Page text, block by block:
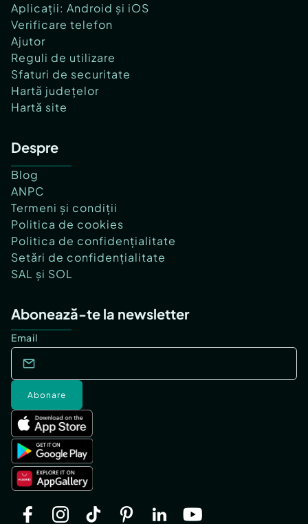
Aplicații: Android și iOS
Verificare telefon
Ajutor
Reguli de utilizare
Sfaturi de securitate
Hartă județelor
Hartă site
Despre
Blog
ANPC
Termeni și condiții
Politica de cookies
Politica de confidențialitate
Setări de confidențialitate
SAL și SOL
Abonează-te la newsletter
Email
Abonare